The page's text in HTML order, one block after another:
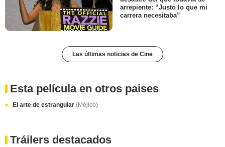
arrepiente: “Justo lo que mi
carrera necesitaba”
Las últimas noticias de Cine
Esta película en otros paises
El arte de estrangular (Méjico)
Tráilers destacados